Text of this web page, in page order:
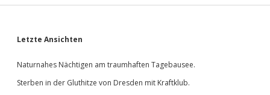
Sidebar
Letzte Ansichten
Naturnahes Nächtigen am traumhaften Tagebausee.
Sterben in der Gluthitze von Dresden mit Kraftklub.